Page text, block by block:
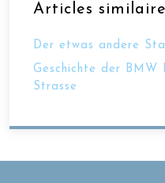
Articles
Der etwas andere
Geschichte der BMW
Strasse